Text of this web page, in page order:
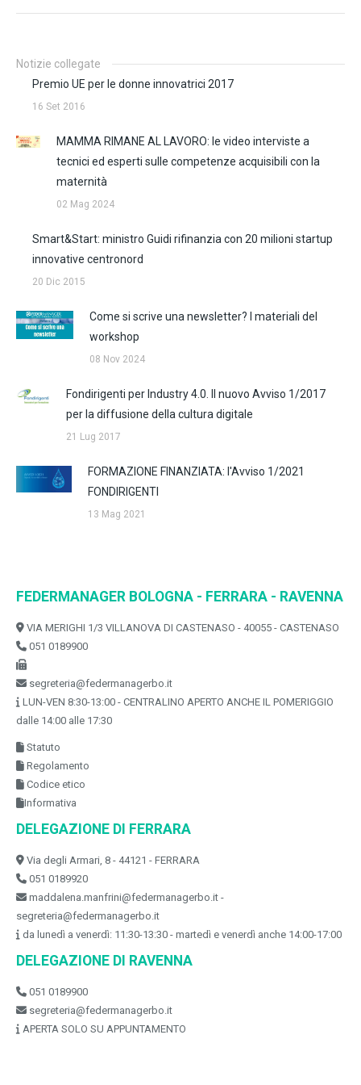
Notizie collegate
Premio UE per le donne innovatrici 2017
16 Set 2016
MAMMA RIMANE AL LAVORO: le video interviste a
tecnici ed esperti sulle competenze acquisibili con la
maternità
02 Mag 2024
Smart&Start: ministro Guidi rifinanzia con 20 milioni startup
innovative centronord
20 Dic 2015
Come si scrive una newsletter? I materiali del
workshop
08 Nov 2024
Fondirigenti per Industry 4.0. Il nuovo Avviso 1/2017
per la diffusione della cultura digitale
21 Lug 2017
FORMAZIONE FINANZIATA: l'Avviso 1/2021
FONDIRIGENTI
13 Mag 2021
FEDERMANAGER BOLOGNA - FERRARA - RAVENNA
VIA MERIGHI 1/3 VILLANOVA DI CASTENASO - 40055 - CASTENASO
051 0189900
segreteria@federmanagerbo.it
LUN-VEN 8:30-13:00 - CENTRALINO APERTO ANCHE IL POMERIGGIO
dalle 14:00 alle 17:30
Statuto
Regolamento
Codice etico
Informativa
DELEGAZIONE DI FERRARA
Via degli Armari, 8 - 44121 - FERRARA
051 0189920
maddalena.manfrini@federmanagerbo.it -
segreteria@federmanagerbo.it
da lunedì a venerdì: 11:30-13:30 - martedì e venerdì anche 14:00-17:00
DELEGAZIONE DI RAVENNA
051 0189900
segreteria@federmanagerbo.it
APERTA SOLO SU APPUNTAMENTO